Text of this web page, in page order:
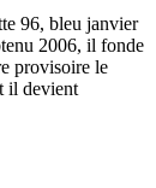
96, bleu janvier
2006, il fonde
provisoire le
il devient